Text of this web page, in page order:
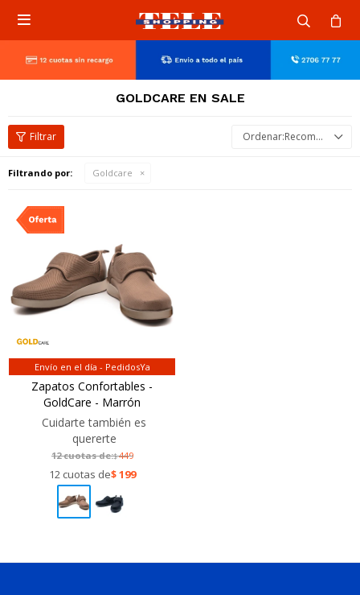

GOLDCARE EN SALE
Recomendados
Filtrando por: Goldcare
Envío en el día - PedidosYa
Zapatos Confortables -
GoldCare - Marrón
Cuidarte también es
quererte
12 cuotas de:$449
12 cuotas de$199